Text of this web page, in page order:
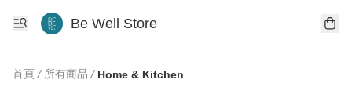
Be Well Store
首頁 / 所有商品 / Home & Kitchen